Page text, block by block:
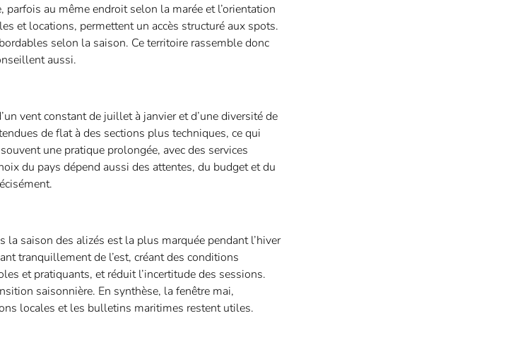
au même endroit selon la marée et l’orientation
et locations, permettent un accès structuré aux spots.
selon la saison. Ce territoire rassemble donc
aussi.
vent constant de juillet à janvier et d’une diversité de
de flat à des sections plus techniques, ce qui
une pratique prolongée, avec des services
du pays dépend aussi des attentes, du budget et du
la saison des alizés est la plus marquée pendant l’hiver
tranquillement de l’est, créant des conditions
et pratiquants, et réduit l’incertitude des sessions.
saisonnière. En synthèse, la fenêtre mai,
locales et les bulletins maritimes restent utiles.